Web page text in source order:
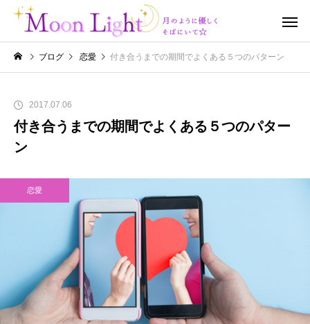
ブログ 恋愛 付き合うまでの期間でよくある５つのパターン
2017.07.06
付き合うまでの期間でよくある５つのパター
ン
恋愛